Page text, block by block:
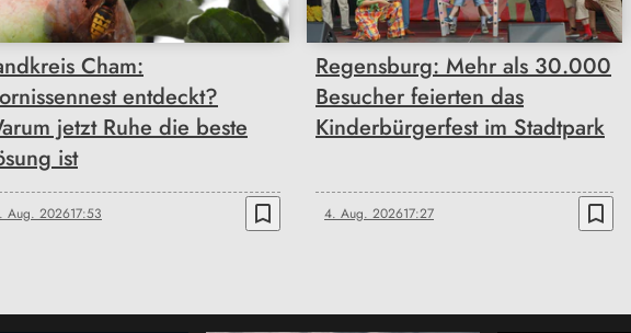
Cham:
entdeckt?
jetzt Ruhe die beste
ist
Aug. 202617:53 bookmark_border
Regensburg: Mehr als 30.000
Besucher feierten das
Kinderbürgerfest im Stadtpark
4. Aug. 202617:27 bookmark_border